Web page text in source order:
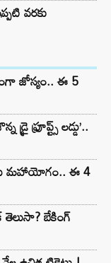
వరకు
జోస్యం.. ఈ 5
ఫ్రూప్ట్స్ లడ్డు’..
మహాయోగం.. ఈ 4
బేకింగ్